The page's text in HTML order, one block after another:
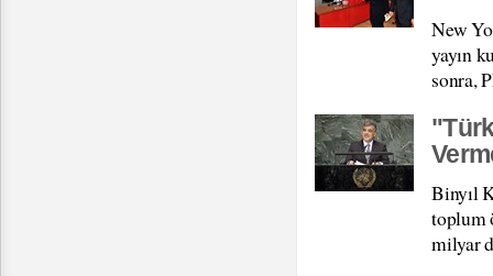
New
yayın
sonra,
Binyıl
toplum
milyar